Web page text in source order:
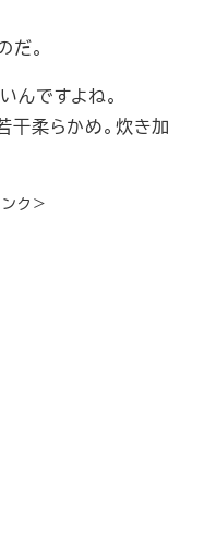
だ。
んですよね。
干柔らかめ。炊き加
ク＞